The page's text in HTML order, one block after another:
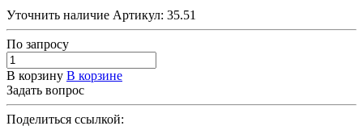
Уточнить наличие Артикул: 35.51
По запросу
В корзину В корзине
Задать вопрос
Поделиться ссылкой: